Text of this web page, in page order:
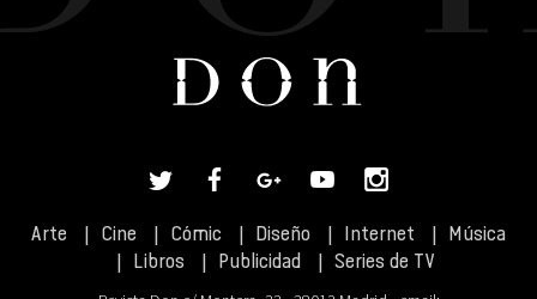
Arte Cine Cómic Diseño Internet
Música
Libros
Publicidad Series de TV